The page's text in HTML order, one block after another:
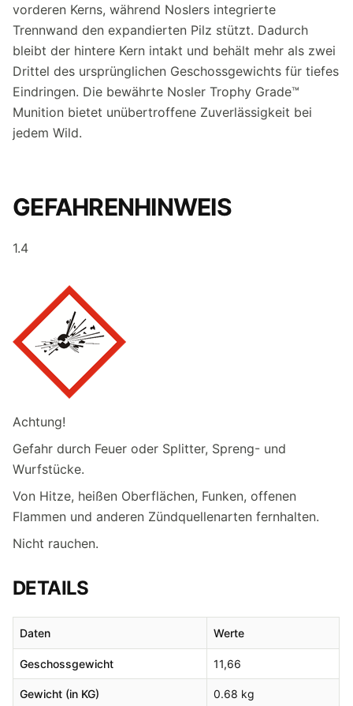
vorderen Kerns, während Noslers integrierte
Trennwand den expandierten Pilz stützt. Dadurch
bleibt der hintere Kern intakt und behält mehr als zwei
Drittel des ursprünglichen Geschossgewichts für tiefes
Eindringen. Die bewährte Nosler Trophy Grade™
Munition bietet unübertroffene Zuverlässigkeit bei
jedem Wild.
GEFAHRENHINWEIS
1.4
Achtung!
Gefahr durch Feuer oder Splitter, Spreng- und
Wurfstücke.
Von Hitze, heißen Oberflächen, Funken, offenen
Flammen und anderen Zündquellenarten fernhalten.
Nicht rauchen.
DETAILS
Daten Werte
Geschossgewicht 11,66
Gewicht (in KG) 0.68 kg